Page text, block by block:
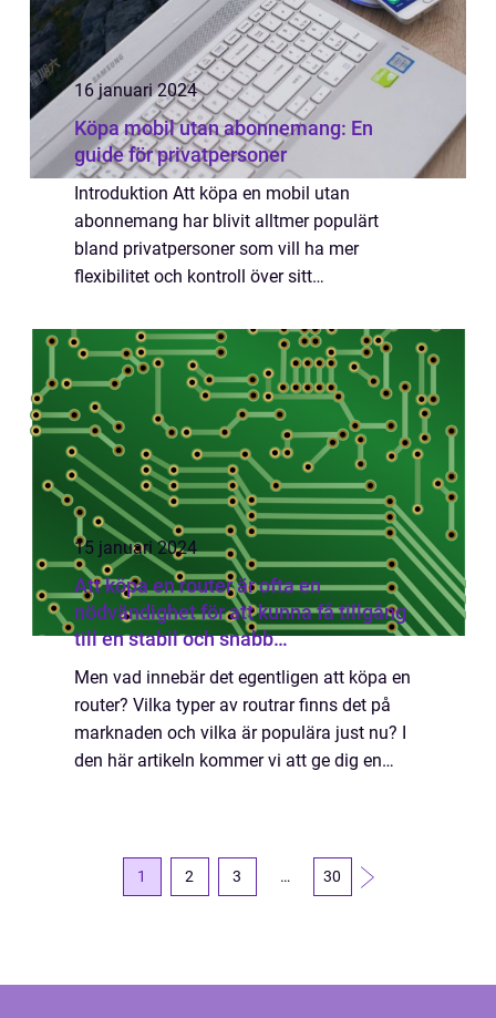
16 januari 2024
Köpa mobil utan abonnemang: En
guide för privatpersoner
Introduktion Att köpa en mobil utan
abonnemang har blivit alltmer populärt
bland privatpersoner som vill ha mer
flexibilitet och kontroll över sitt
att ge en grundlig översikt över vad det
innebär att köpa m...
15 januari 2024
Att köpa en router är ofta en
nödvändighet för att kunna få tillgång
till en stabil och snabb
internetuppkoppling i hemmet
Men vad innebär det egentligen att köpa en
router? Vilka typer av routrar finns det på
marknaden och vilka är populära just nu? I
den här artikeln kommer vi att ge dig en
1 2 3 … 30